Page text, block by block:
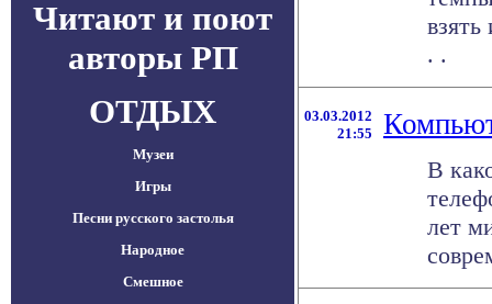
Читают и поют
авторы РП
ОТДЫХ
Музеи
Игры
Песни русского застолья
Народное
Смешное
. .
03.03.2012
21:55
В
лет